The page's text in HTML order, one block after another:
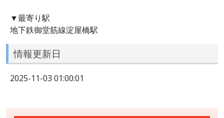
▼最寄り駅
地下鉄御堂筋線淀屋橋駅
情報更新日
2025-11-03 01:00:01